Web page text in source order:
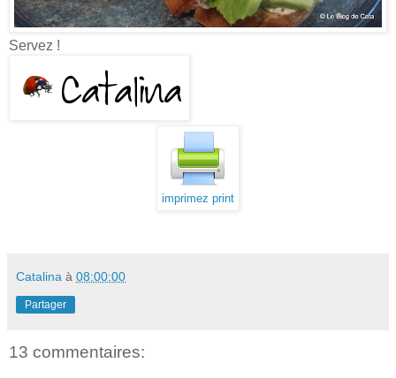
Servez !
imprimez print
Catalina à 08:00:00
Partager
13 commentaires: